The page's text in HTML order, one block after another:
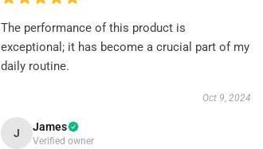
The performance of this product is
exceptional; it has become a crucial part of my
daily routine.
Oct 9, 2024
J James
Verified owner